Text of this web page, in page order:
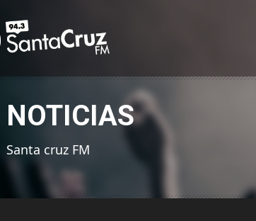
NOTICIAS
Santa cruz FM